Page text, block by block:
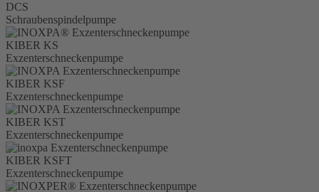
DCS
Schraubenspindelpumpe
KIBER KS
Exzenterschneckenpumpe
KIBER KSF
Exzenterschneckenpumpe
KIBER KST
Exzenterschneckenpumpe
KIBER KSFT
Exzenterschneckenpumpe